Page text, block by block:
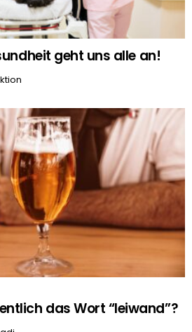
geht uns alle an!
das Wort “leiwand”?